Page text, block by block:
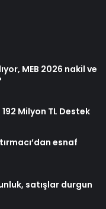
MEB 2026 nakil ve
Milyon TL Destek
esnaf
satışlar durgun